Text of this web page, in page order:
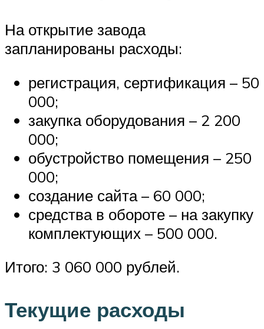
На открытие завода
запланированы расходы:
регистрация, сертификация – 50
000;
закупка оборудования – 2 200
000;
обустройство помещения – 250
000;
создание сайта – 60 000;
средства в обороте – на закупку
комплектующих – 500 000.
Итого: 3 060 000 рублей.
Текущие расходы